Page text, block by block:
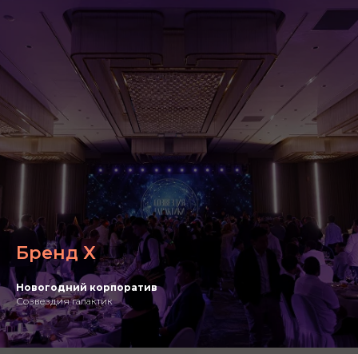
Бренд X
Новогодний корпоратив
Созвездия галактик